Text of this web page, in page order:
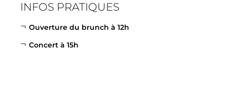
INFOS PRATIQUES
Ouverture du brunch à 12h
Concert à 15h